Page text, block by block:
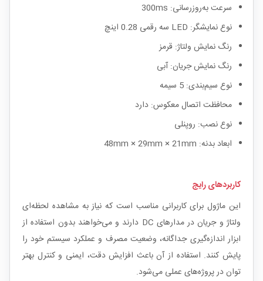
سرعت به‌روزرسانی: 300ms
نوع نمایشگر: LED سه رقمی 0.28 اینچ
رنگ نمایش ولتاژ: قرمز
رنگ نمایش جریان: آبی
نوع سیم‌بندی: 5 سیمه
محافظت اتصال معکوس: دارد
نوع نصب: روپنلی
ابعاد بدنه: 48mm × 29mm × 21mm
کاربردهای رایج
این ماژول برای کاربرانی مناسب است که نیاز به مشاهده لحظه‌ای
ولتاژ و جریان در مدارهای DC دارند و می‌خواهند بدون استفاده از
ابزار اندازه‌گیری جداگانه، وضعیت مصرف و عملکرد سیستم خود را
پایش کنند. استفاده از آن باعث افزایش دقت، ایمنی و کنترل بهتر
توان در پروژه‌های عملی می‌شود.